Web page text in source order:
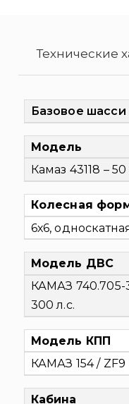
Технические
Базовое
Модель
Камаз 43118 – 50
Колесная
6х6,
Модель ДВС
КАМАЗ
300 л.с.
Модель КПП
КАМАЗ 154 / ZF9
Кабина